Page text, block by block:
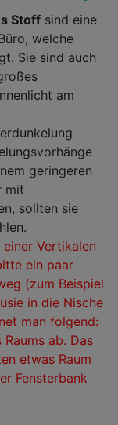
Stoff sind eine
welche
Sie sind auch
am
geringeren
mit
sollten sie
einer Vertikalen
ein paar
(zum Beispiel
in die Nische
man folgend:
ab. Das
etwas Raum
Fensterbank